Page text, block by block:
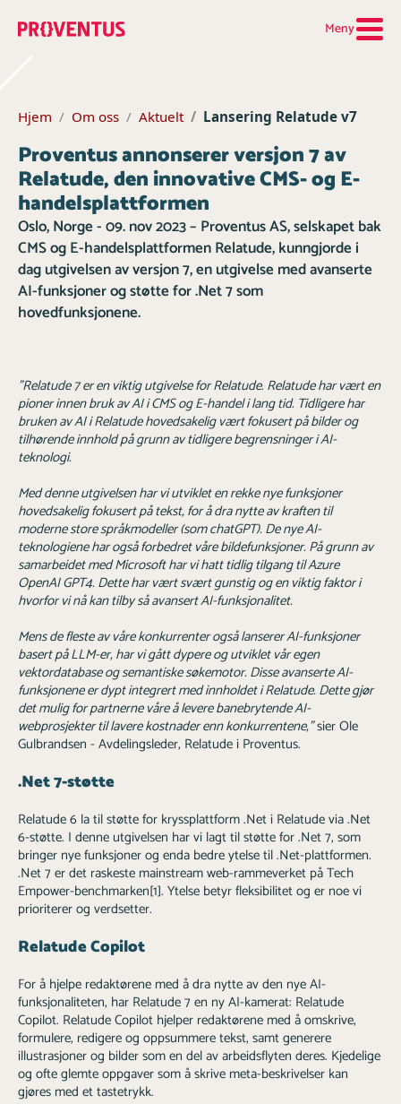
Meny
Hjem Om oss Aktuelt Lansering Relatude v7
Proventus annonserer versjon 7 av
Relatude, den innovative CMS- og E-
handelsplattformen
Oslo, Norge - 09. nov 2023 – Proventus AS, selskapet bak
CMS og E-handelsplattformen Relatude, kunngjorde i
dag utgivelsen av versjon 7, en utgivelse med avanserte
AI-funksjoner og støtte for .Net 7 som
hovedfunksjonene.
"Relatude 7 er en viktig utgivelse for Relatude. Relatude har vært en
pioner innen bruk av AI i CMS og E-handel i lang tid. Tidligere har
bruken av AI i Relatude hovedsakelig vært fokusert på bilder og
tilhørende innhold på grunn av tidligere begrensninger i AI-
teknologi.
Med denne utgivelsen har vi utviklet en rekke nye funksjoner
hovedsakelig fokusert på tekst, for å dra nytte av kraften til
moderne store språkmodeller (som chatGPT). De nye AI-
teknologiene har også forbedret våre bildefunksjoner. På grunn av
samarbeidet med Microsoft har vi hatt tidlig tilgang til Azure
OpenAI GPT4. Dette har vært svært gunstig og en viktig faktor i
hvorfor vi nå kan tilby så avansert AI-funksjonalitet.
Mens de fleste av våre konkurrenter også lanserer AI-funksjoner
basert på LLM-er, har vi gått dypere og utviklet vår egen
vektordatabase og semantiske søkemotor. Disse avanserte AI-
funksjonene er dypt integrert med innholdet i Relatude. Dette gjør
det mulig for partnerne våre å levere banebrytende AI-
webprosjekter til lavere kostnader enn konkurrentene,"sier Ole
Gulbrandsen - Avdelingsleder, Relatude i Proventus.
.Net 7-støtte
Relatude 6 la til støtte for kryssplattform .Net i Relatude via .Net
6-støtte. I denne utgivelsen har vi lagt til støtte for .Net 7, som
bringer nye funksjoner og enda bedre ytelse til .Net-plattformen.
.Net 7 er det raskeste mainstream web-rammeverket på Tech
Empower-benchmarken[1]. Ytelse betyr fleksibilitet og er noe vi
prioriterer og verdsetter.
Relatude Copilot
For å hjelpe redaktørene med å dra nytte av den nye AI-
funksjonaliteten, har Relatude 7 en ny AI-kamerat: Relatude
Copilot. Relatude Copilot hjelper redaktørene med å omskrive,
formulere, redigere og oppsummere tekst, samt generere
illustrasjoner og bilder som en del av arbeidsflyten deres. Kjedelige
og ofte glemte oppgaver som å skrive meta-beskrivelser kan
gjøres med et tastetrykk.